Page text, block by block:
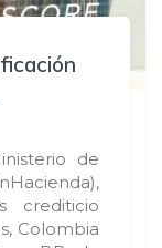
de
crediticio
Colombia